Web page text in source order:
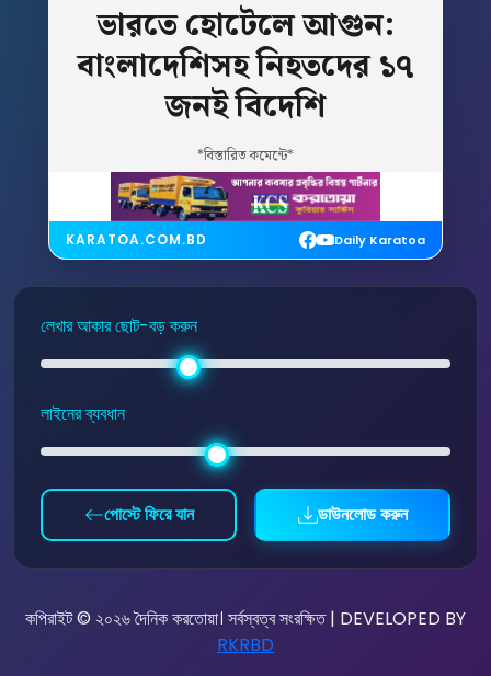
ভারতেহোটেলেআগুন:
বাংলাদেশিসহনিহতদের ১৭
জনইবিদেশি
*বিস্তারিত কমেন্টে*
KARATOA.COM.BD Daily Karatoa
লেখার আকার ছোট-বড় করুন
লাইনের ব্যবধান
পোস্টে ফিরে যান ডাউনলোড করুন
কপিরাইট © ২০২৬ দৈনিক করতোয়া। সর্বস্বত্ব সংরক্ষিত | DEVELOPED BY
RKRBD